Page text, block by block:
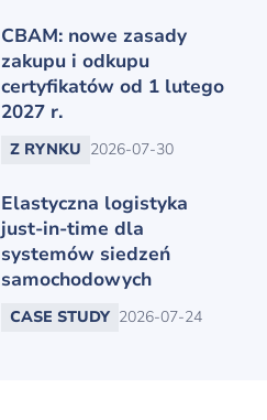
CBAM: nowe zasady
zakupu i odkupu
certyfikatów od 1 lutego
2027 r.
Z RYNKU 2026-07-30
Elastyczna logistyka
just-in-time dla
systemów siedzeń
samochodowych
CASE STUDY 2026-07-24